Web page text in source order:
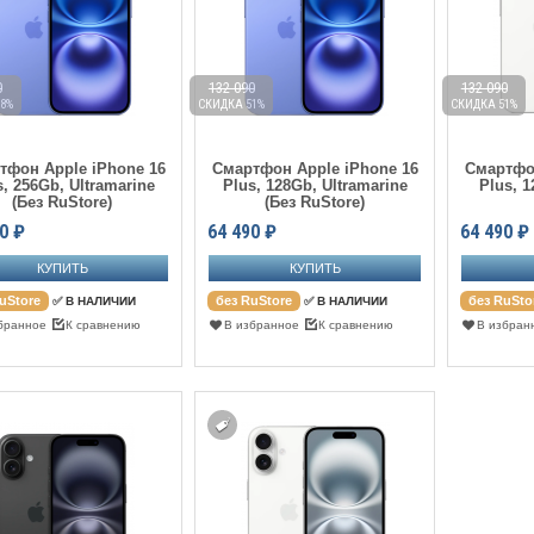
Apple iPhone 16
256Gb, Ultramarine
(Без RuStore)
₽
✅ В НАЛИЧИИ
К сравнению
Смартфон Apple iPhone 16
Plus, 128Gb, Ultramarine
(Без RuStore)
64 490 ₽
132 090
СКИДКА 51%
без RuStore
✅ В НАЛИЧИИ
В избранное
К сравнению
Plus,
64 490 ₽
132 090
СКИДКА 51%
без
В